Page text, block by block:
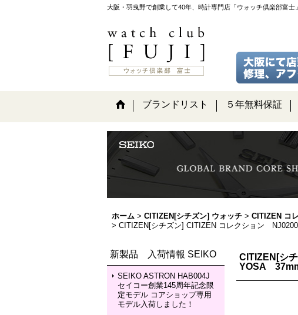
大阪・羽曳野で創業して40年、時計専門店「ウォッチ倶楽部富
ブランドリスト ５年無料保証
ホーム > CITIZEN[シチズン] ウォッチ > CITIZEN コ
> CITIZEN[シチズン] CITIZEN コレクション
新製品 入荷情報 SEIKO
SEIKO ASTRON HAB004J
セイコー創業145周年記念限
定モデル コアショップ専用
モデル入荷しました！
CITIZEN[シ
YOSA